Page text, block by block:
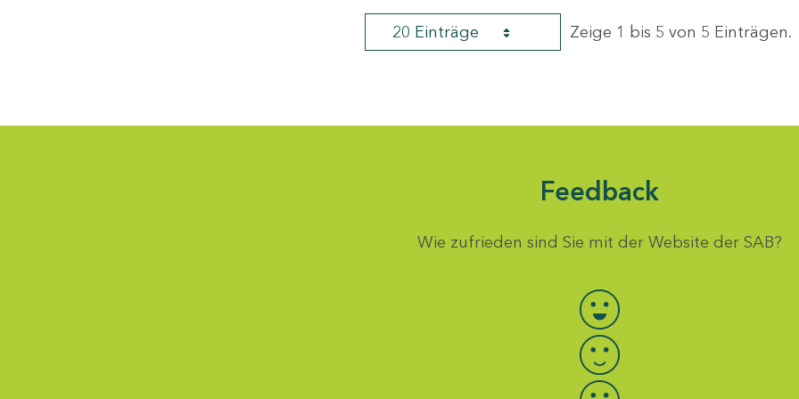
20 Einträge Zeige 1 bis 5 von 5 Einträgen.
Feedback
Wie zufrieden sind Sie mit der Website der SAB?
Bewertung auswählen